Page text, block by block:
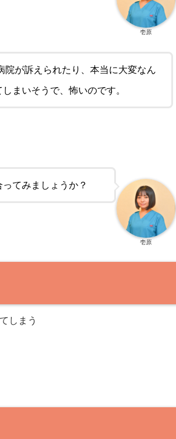
壱原
が訴えられたり、本当に大変なん
まいそうで、怖いのです。
てみましょうか？
壱原
しまう